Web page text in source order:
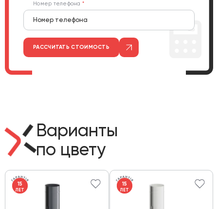
Номер телефона
РАССЧИТАТЬ СТОИМОСТЬ
Варианты
по цвету
15
ЛЕТ
15
ЛЕТ